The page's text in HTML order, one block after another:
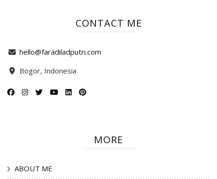
CONTACT ME
hello@faradiladputri.com
Bogor, Indonesia
MORE
ABOUT ME